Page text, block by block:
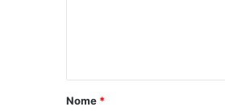
rNome *